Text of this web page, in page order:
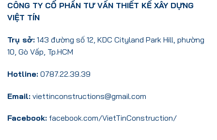
CÔNG TY CỔ PHẦN TƯ VẤN THIẾT KẾ XÂY DỰNG
VIỆT TÍN
Trụ sở: 143 đường số 12, KDC Cityland Park Hill, phường
10, Gò Vấp, Tp.HCM
Hotline: 0787.22.39.39
Email: viettinconstructions@gmail.com
Facebook: facebook.com/VietTinConstruction/